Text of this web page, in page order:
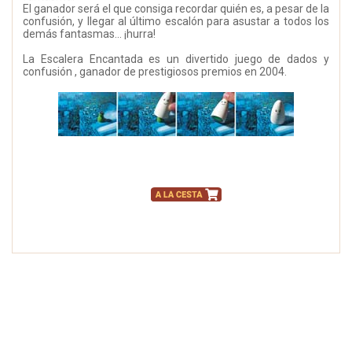
El ganador será el que consiga recordar quién es, a pesar de la
confusión, y llegar al último escalón para asustar a todos los
demás fantasmas... ¡hurra!
La Escalera Encantada es un divertido juego de dados y
confusión , ganador de prestigiosos premios en 2004.